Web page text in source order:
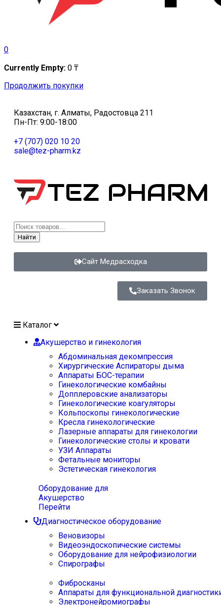
0
Currently Empty: 0 ₸
Продолжить покупки
Казахстан, г. Алматы, Радостовца 211
Пн-Пт: 9:00-18:00
+7 (707) 020 10 20
sale@tez-pharm.kz
Найти
Сайт Медрасходка
Заказать Звонок
Каталог
Акушерство и гинекология
Абдоминальная декомпрессия
Хирургические Аспираторы дыма
Аппараты БОС-терапии
Гинекологические комбайны
Допплеровские анализаторы
Гинекологические коагуляторы
Кольпоскопы гинекологические
Кресла гинекологические
Лазерные аппараты для гинекологии
Гинекологические столы и кровати
УЗИ Аппараты
Фетальные мониторы
Эстетическая гинекология
Оборудование для
Акушерство
Перейти
Диагностическое оборудование
Веновизоры
Видеоэндоскопические системы
Оборудование для нейрофизиологии
Спирографы
Фибросканы
Аппараты для функциональной
Электронейромиографы